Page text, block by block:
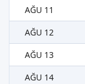
AĞU 11
AĞU 12
AĞU 13
AĞU 14